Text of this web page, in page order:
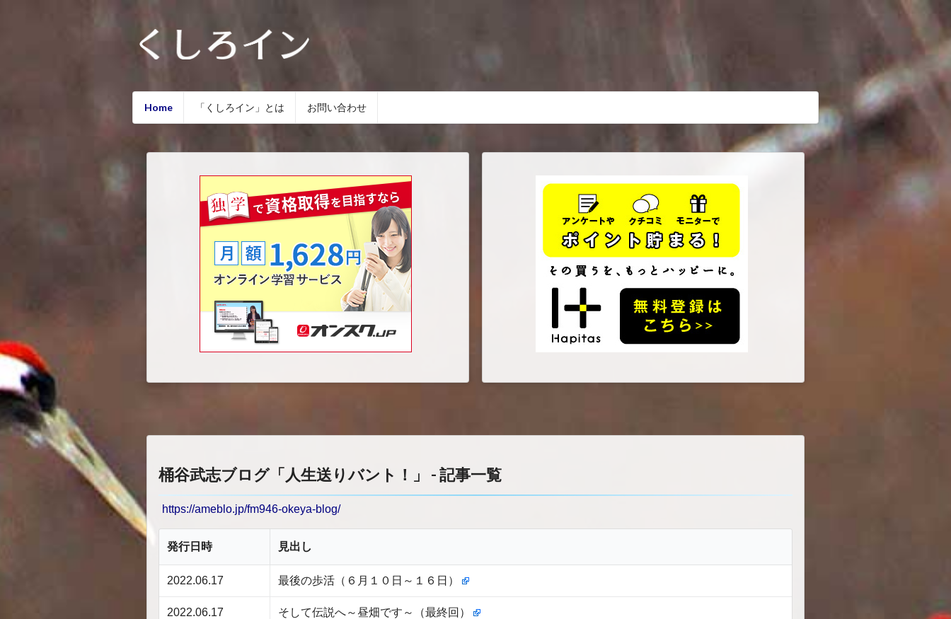
Home 「くしろイン」とは お問い合わせ
桶谷武志ブログ「人生送りバント！」 - 記事一覧
https://ameblo.jp/fm946-okeya-blog/
発行日時 見出し
2022.06.17 最後の歩活（６月１０日～１６日）
2022.06.17 そして伝説へ～昼畑です～（最終回）